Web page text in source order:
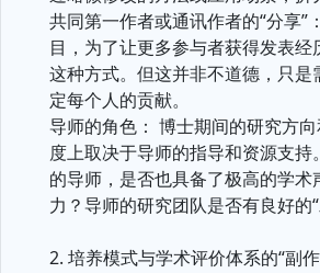
共同第一作者或通讯作者的“分享”
目，为了让更多参与者获得发表经
这种方式。但这并非不道德，只是
定每个人的贡献。
导师的角色： 博士期间的研究方
度上取决于导师的指导和资源支持
的导师，是否也具备了极高的学术
力？导师的研究团队是否有良好的
2. 培养模式与学术评价体系的“副作